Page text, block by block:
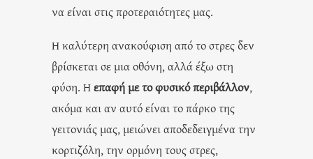
να είναι στις προτεραιότητες μας.
Η καλύτερη ανακούφιση από το στρες δεν
βρίσκεται σε μια οθόνη, αλλά έξω στη
φύση. Ηεπαφή με το φυσικό περιβάλλον,
ακόμα και αν αυτό είναι το πάρκο της
γειτονιάς μας, μειώνει αποδεδειγμένα την
κορτιζόλη, την ορμόνη τους στρες,